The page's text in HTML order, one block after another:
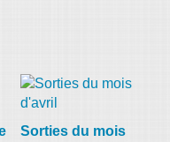
Sorties du mois